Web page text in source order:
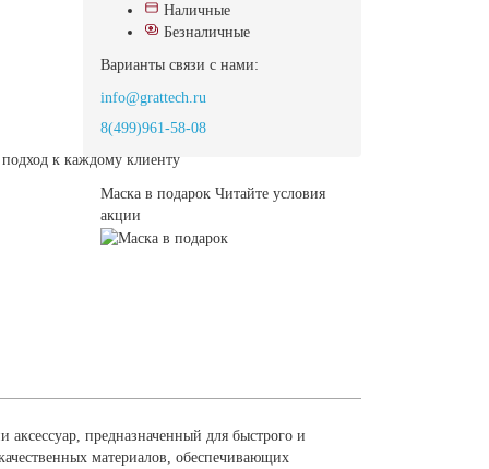
Наличные
Безналичные
Варианты связи с нами:
info@grattech.ru
8(499)961-58-08
Маска в подарок Читайте условия
акции
к каждому клиенту
предназначенный для быстрого и
материалов, обеспечивающих